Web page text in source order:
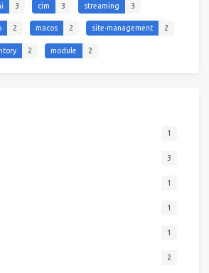
3 cim 3 streaming 3
2 macos 2 site-management 2
2 module 2
1
3
1
1
1
2